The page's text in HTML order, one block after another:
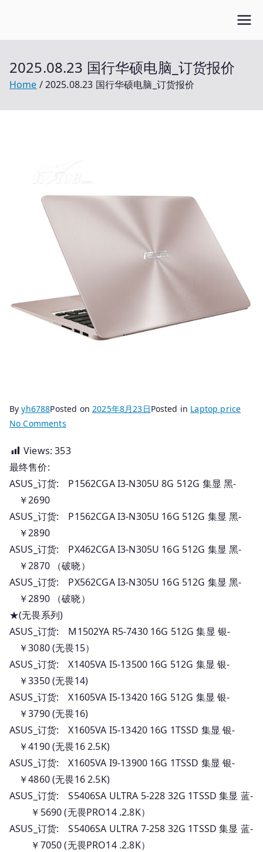
2025.08.23 国行华硕电脑_订货报价
Home 2025.08.23 国行华硕电脑_订货报价
Byyh6788Posted on2025年8月23日Posted in Laptop price
No Commentson
国
华
电
订
货
报
价
Views: 353
最终售价:
ASUS_订货: P1562CGA I3-N305U 8G 512G 集显 黑-
￥2690
ASUS_订货: P1562CGA I3-N305U 16G 512G 集显 黑-
￥2890
ASUS_订货: PX462CGA I3-N305U 16G 512G 集显 黑-
￥2870 （破晓）
ASUS_订货: PX562CGA I3-N305U 16G 512G 集显 黑-
￥2890 （破晓）
★(无畏系列)
ASUS_订货: M1502YA R5-7430 16G 512G 集显 银-
￥3080 (无畏15）
ASUS_订货: X1405VA I5-13500 16G 512G 集显 银-
￥3350 (无畏14)
ASUS_订货: X1605VA I5-13420 16G 512G 集显 银-
￥3790 (无畏16)
ASUS_订货: X1605VA I5-13420 16G 1TSSD 集显 银-
￥4190 (无畏16 2.5K)
ASUS_订货: X1605VA I9-13900 16G 1TSSD 集显 银-
￥4860 (无畏16 2.5K)
ASUS_订货: S5406SA ULTRA 5-228 32G 1TSSD 集显 蓝-
￥5690 (无畏PRO14 .2.8K）
ASUS_订货: S5406SA ULTRA 7-258 32G 1TSSD 集显 蓝-
￥7050 (无畏PRO14 .2.8K）